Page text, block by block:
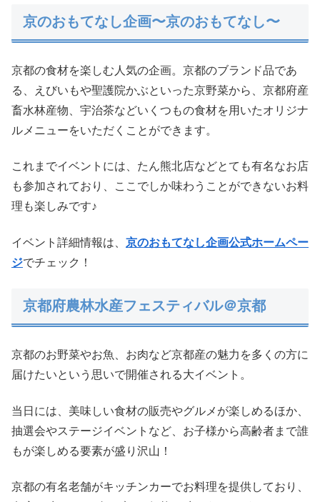
京のおもてなし企画〜京のおもてなし〜
京都の食材を楽しむ人気の企画。京都のブランド品であ
る、えびいもや聖護院かぶといった京野菜から、京都府産
畜水林産物、宇治茶などいくつもの食材を用いたオリジナ
ルメニューをいただくことができます。
これまでイベントには、たん熊北店などとても有名なお店
も参加されており、ここでしか味わうことができないお料
理も楽しみです♪
イベント詳細情報は、 京のおもてなし企画公式ホームペー
ジでチェック！
京都府農林水産フェスティバル＠京都
京都のお野菜やお魚、お肉など京都産の魅力を多くの方に
届けたいという思いで開催される大イベント。
当日には、美味しい食材の販売やグルメが楽しめるほか、
抽選会やステージイベントなど、お子様から高齢者まで誰
もが楽しめる要素が盛り沢山！
京都の有名老舗がキッチンカーでお料理を提供しており、